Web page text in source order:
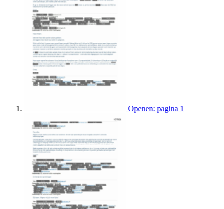
Openen: pagina 1